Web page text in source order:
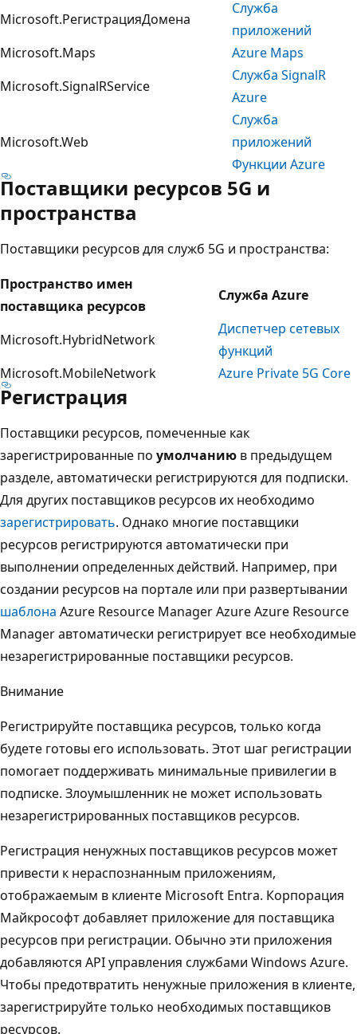
Microsoft.РегистрацияДомена
Служба
приложений
Microsoft.Maps
Azure Maps
Microsoft.SignalRService
Служба SignalR
Azure
Microsoft.Web
Служба
приложений
Функции Azure
Поставщики ресурсов 5G и
пространства
Поставщики ресурсов для служб 5G и пространства:
Пространство имен
поставщика ресурсов
Служба Azure
Microsoft.HybridNetwork
Диспетчер сетевых
функций
Microsoft.MobileNetwork
Azure Private 5G Core
Регистрация
Поставщики ресурсов, помеченные как
зарегистрированные по умолчанию в предыдущем
разделе, автоматически регистрируются для подписки.
Для других поставщиков ресурсов их необходимо
зарегистрировать. Однако многие поставщики
ресурсов регистрируются автоматически при
выполнении определенных действий. Например, при
создании ресурсов на портале или при развертывании
шаблона Azure Resource Manager Azure Azure Resource
Manager автоматически регистрирует все необходимые
незарегистрированные поставщики ресурсов.
Внимание
Регистрируйте поставщика ресурсов, только когда
будете готовы его использовать. Этот шаг регистрации
помогает поддерживать минимальные привилегии в
подписке. Злоумышленник не может использовать
незарегистрированных поставщиков ресурсов.
Регистрация ненужных поставщиков ресурсов может
привести к нераспознанным приложениям,
отображаемым в клиенте Microsoft Entra. Корпорация
Майкрософт добавляет приложение для поставщика
ресурсов при регистрации. Обычно эти приложения
добавляются API управления службами Windows Azure.
Чтобы предотвратить ненужные приложения в клиенте,
зарегистрируйте только необходимых поставщиков
ресурсов.